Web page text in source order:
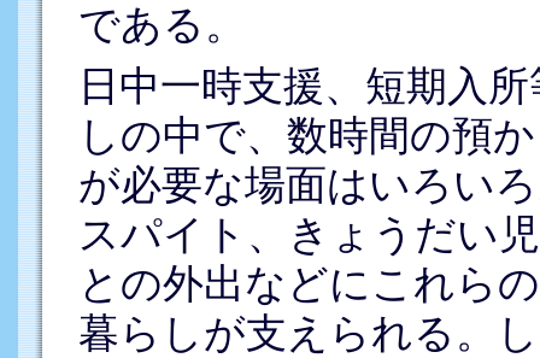
である。
日中一時支援、短期入
しの中で、数時間の預
が必要な場面はいろい
スパイト、きょうだい
との外出などにこれら
暮らしが支えられる。